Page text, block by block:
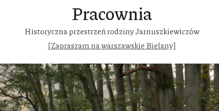
Pracownia
Historyczna przestrzeń rodziny Jarnuszkiewiczów
[Zapraszam na warszawskie Bielany]